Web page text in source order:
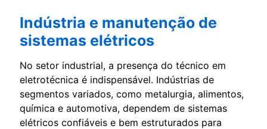
Indústria e manutenção de
sistemas elétricos
No setor industrial, a presença do técnico em
eletrotécnica é indispensável. Indústrias de
segmentos variados, como metalurgia, alimentos,
química e automotiva, dependem de sistemas
elétricos confiáveis e bem estruturados para